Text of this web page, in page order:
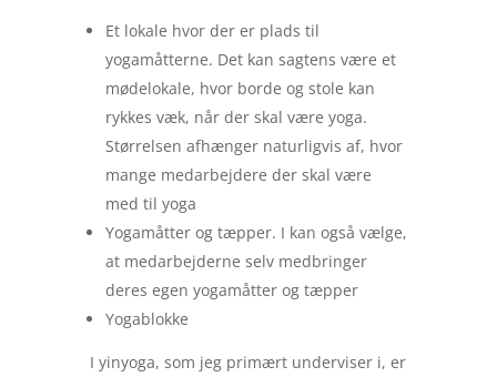
Et lokale hvor der er plads til
yogamåtterne. Det kan sagtens være et
mødelokale, hvor borde og stole kan
rykkes væk, når der skal være yoga.
Størrelsen afhænger naturligvis af, hvor
mange medarbejdere der skal være
med til yoga
Yogamåtter og tæpper. I kan også vælge,
at medarbejderne selv medbringer
deres egen yogamåtter og tæpper
Yogablokke
I yinyoga, som jeg primært underviser i, er